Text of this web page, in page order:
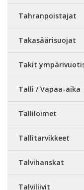
Tahranpoistajat
Takasäärisuojat
Takit
Talli / Vapaa-aika
Talliloimet
Tallitarvikkeet
Talvihanskat
Talviliivit